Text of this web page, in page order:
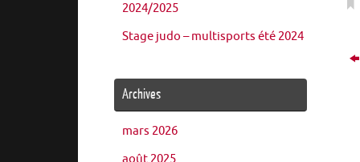
2024/2025
Stage judo – multisports été 2024
Archives
mars 2026